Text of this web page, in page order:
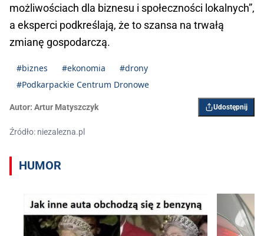
możliwościach dla biznesu i społeczności lokalnych”,
a eksperci podkreślają, że to szansa na trwałą
zmianę gospodarczą.
#biznes #ekonomia
#drony
#Podkarpackie Centrum Dronowe
Autor: Artur Matyszczyk Udostępnij
Źródło: niezalezna.pl
HUMOR